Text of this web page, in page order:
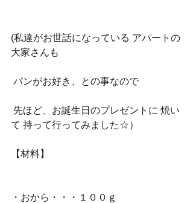
(私達がお世話になっている アパートの
大家さんも
パンがお好き、との事なので
て 持って行ってみました☆）
【材料】
・おから・・・１００ｇ